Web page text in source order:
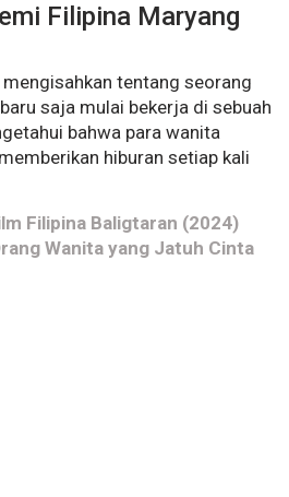
Filipina Maryang
tentang seorang
saja mulai bekerja di sebuah
bahwa para wanita
hiburan setiap kali
Filipina Baligtaran (2024)
Wanita yang Jatuh Cinta